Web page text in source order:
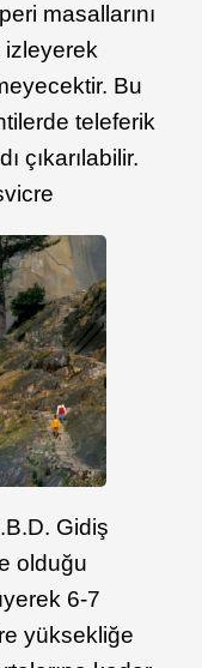
masallarını
izleyerek
Bu
teleferik
çıkarılabilir.
Gidiş
olduğu
6-7
yüksekliğe